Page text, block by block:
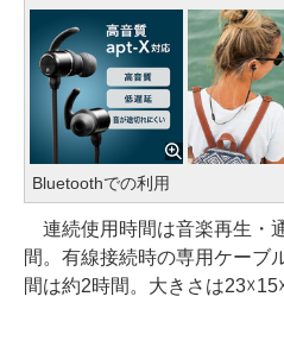
Bluetoothでの利用
連続使用時間は音楽再生・
間。有線接続時の専用ケーブ
間は約2時間。大きさは